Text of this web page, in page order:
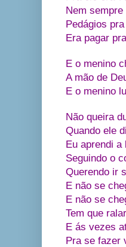
Nem
Pedágios
Era pagar
E o menino
A mão de
E o menino
Não queira
Quando ele
Eu aprendi a
Seguindo o
Querendo ir
E não se
E não se
Tem que
E ás vezes
Pra se fazer